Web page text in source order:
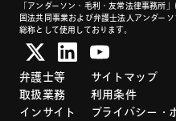
「アンダーソン・毛利・友常法律事務所
国法共同事業および弁護士法人アンダー
総称として使用しております。
弁護士等
取扱業務
インサイト
サイトマップ
利用条件
プライバシー・